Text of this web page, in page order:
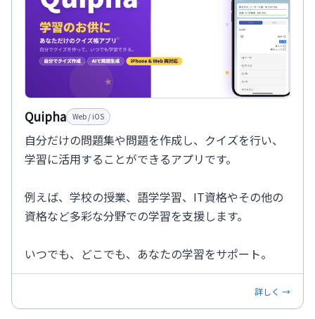
Quipha Web / iOS
自分だけの問題集や問題を作成し、クイズを行い、
学習に活用することができるアプリです。
例えば、学校の授業、語学学習、IT資格やその他の
資格など多彩な分野での学習を支援します。
いつでも、どこでも、あなたの学習をサポート。
詳しく →